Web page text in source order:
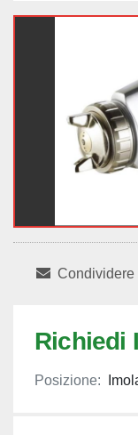
Condividere
Richiedi
Posizione: